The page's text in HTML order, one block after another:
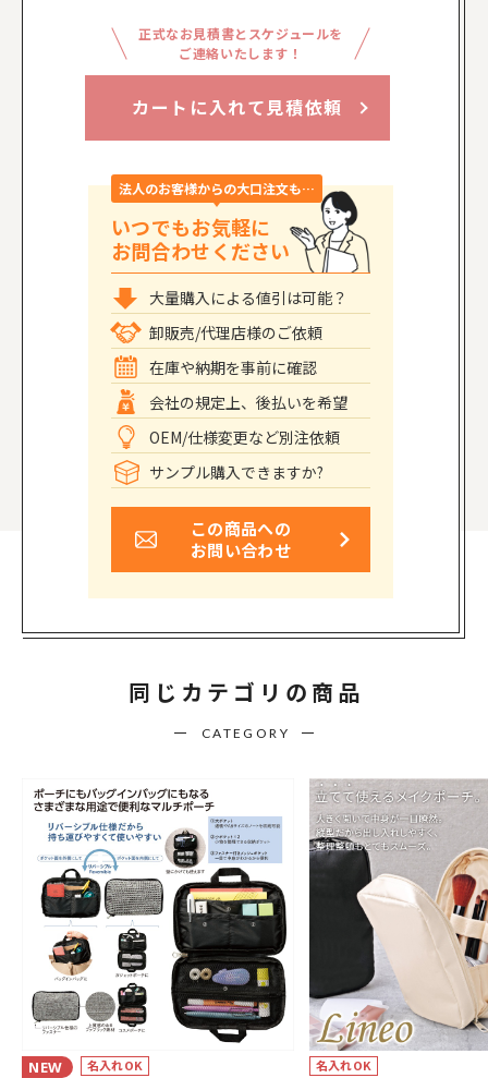
正式なお見積書とスケジュールを
ご連絡いたします！
カートに入れて見積依頼
法人のお客様からの大口注文も…
いつでもお気軽に
お問合わせください
大量購入による値引は可能？
卸販売/代理店様のご依頼
在庫や納期を事前に確認
会社の規定上、後払いを希望
OEM/仕様変更など別注依頼
サンプル購入できますか?
この商品への
お問い合わせ
同じカテゴリの商品
CATEGORY
NEW 名入れOK 名入れOK